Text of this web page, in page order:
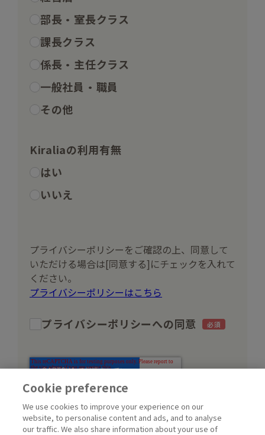
部長・室長クラス
課長クラス
係長・主任クラス
一般社員・職員
その他
Kiraliaの利用有無
はい
いいえ
プライバシーポリシーをご確認の上、同意して
いただける場合は[同意する]にチェックを入れて
ください。
プライバシーポリシーはこちら
プライバシーポリシーへの同意
Cookie preference
We use cookies to improve your experience on our
website, to personalise content and ads, and to analyse
our traffic. We also share information about your use of